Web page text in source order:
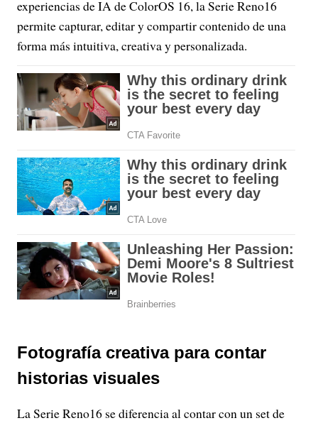
experiencias de IA de ColorOS 16, la Serie Reno16
permite capturar, editar y compartir contenido de una
forma más intuitiva, creativa y personalizada.
Fotografía creativa para contar
historias visuales
La Serie Reno16 se diferencia al contar con un set de